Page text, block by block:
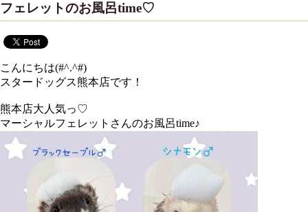
フェレットのお風呂time♡
こんにちは(#^.^#)
スタードッグス熊本店です！
熊本店大人気っ♡
マーシャルフェレットさんのお風呂time♪